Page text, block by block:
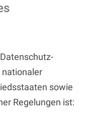
nationaler
sowie
Regelungen ist: